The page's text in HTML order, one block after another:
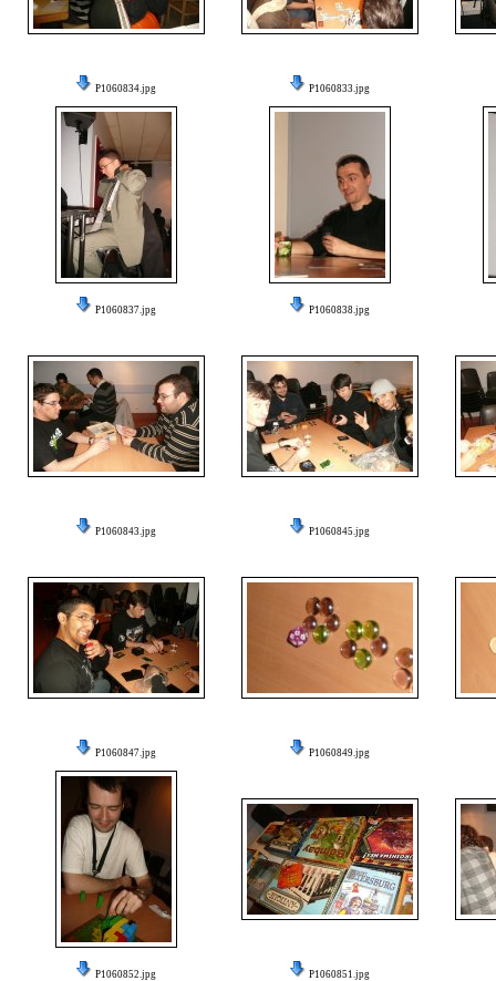
P1060834.jpg P1060833.jpg
P1060837.jpg P1060838.jpg
P1060843.jpg P1060845.jpg
P1060847.jpg P1060849.jpg
P1060852.jpg P1060851.jpg